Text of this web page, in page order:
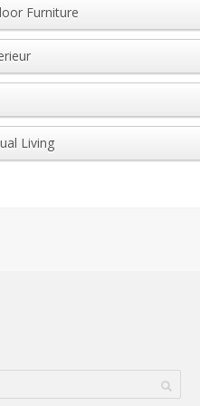
Furniture
Living